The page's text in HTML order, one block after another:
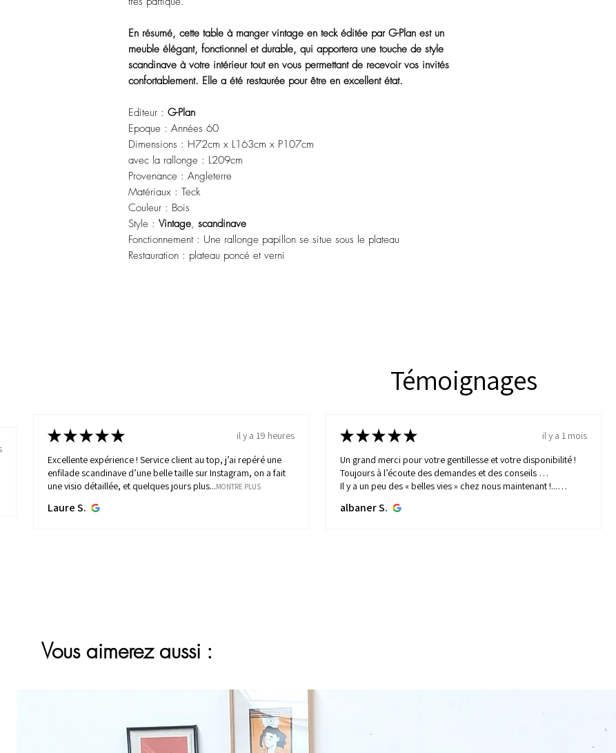
Témoignages
★★★★★
il y a 19 heures
Excellente expérience ! Service client au top, j’ai repéré une
enfilade scandinave d’une belle taille sur Instagram, on a fait
une visio détaillée, et quelques jours plus...MONTRE PLUS
Laure S.
★★★★★
il y a 1 mois
Un grand merci pour votre gentillesse et votre disponibilité !
Toujours à l’écoute des demandes et des conseils …
Il y a un peu des « belles vies » chez nous maintenant !...
albaner S.
En résumé, cette table à manger vintage en teck éditée par G-Plan est un
meuble élégant, fonctionnel et durable, qui apportera une touche de style
scandinave à votre intérieur tout en vous permettant de recevoir vos invités
confortablement. Elle a été restaurée pour être en excellent état.
Editeur : G-Plan
Epoque : Années 60
Dimensions : H72cm x L163cm x P107cm
avec la rallonge : L209cm
Provenance : Angleterre
Matériaux : Teck
Couleur : Bois
Style : Vintage, scandinave
Fonctionnement : Une rallonge papillon se situe sous le plateau
Restauration : plateau poncé et verni
Vous aimerez aussi :